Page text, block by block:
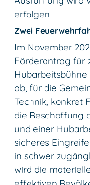
erfolgen.
Zwei
Im November
Förderantrag für
Hubarbeitsbühne
ab, für die
Technik, konkret
die Beschaffung
und einer
sicheres
in schwer
wird die